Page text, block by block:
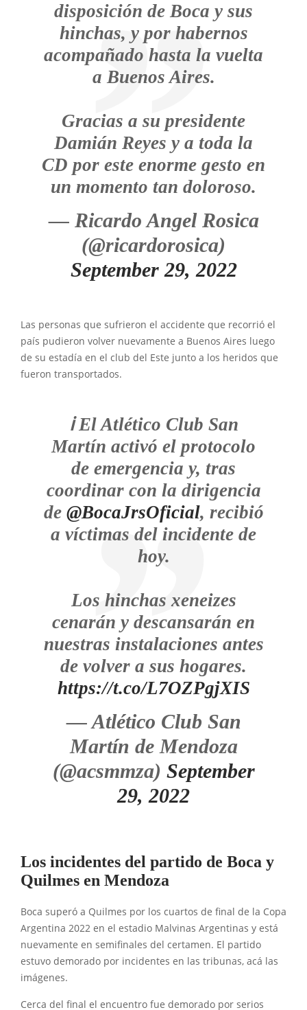
disposición de Boca y sus
hinchas, y por habernos
acompañado hasta la vuelta
a Buenos Aires.
Gracias a su presidente
Damián Reyes y a toda la
CD por este enorme gesto en
un momento tan doloroso.
— Ricardo Angel Rosica
(@ricardorosica)
September 29, 2022
Las personas que sufrieron el accidente que recorrió el
país pudieron volver nuevamente a Buenos Aires luego
de su estadía en el club del Este junto a los heridos que
fueron transportados.
ℹ️ El Atlético Club San
Martín activó el protocolo
de emergencia y, tras
coordinar con la dirigencia
de @BocaJrsOficial, recibió
a víctimas del incidente de
hoy.
Los hinchas xeneizes
cenarán y descansarán en
nuestras instalaciones antes
de volver a sus hogares.
https://t.co/L7OZPgjXIS
— Atlético Club San
Martín de Mendoza
(@acsmmza) September
29, 2022
Los incidentes del partido de Boca y
Quilmes en Mendoza
Boca superó a Quilmes por los cuartos de final de la Copa
Argentina 2022 en el estadio Malvinas Argentinas y está
nuevamente en semifinales del certamen. El partido
estuvo demorado por incidentes en las tribunas, acá las
imágenes.
Cerca del final el encuentro fue demorado por serios